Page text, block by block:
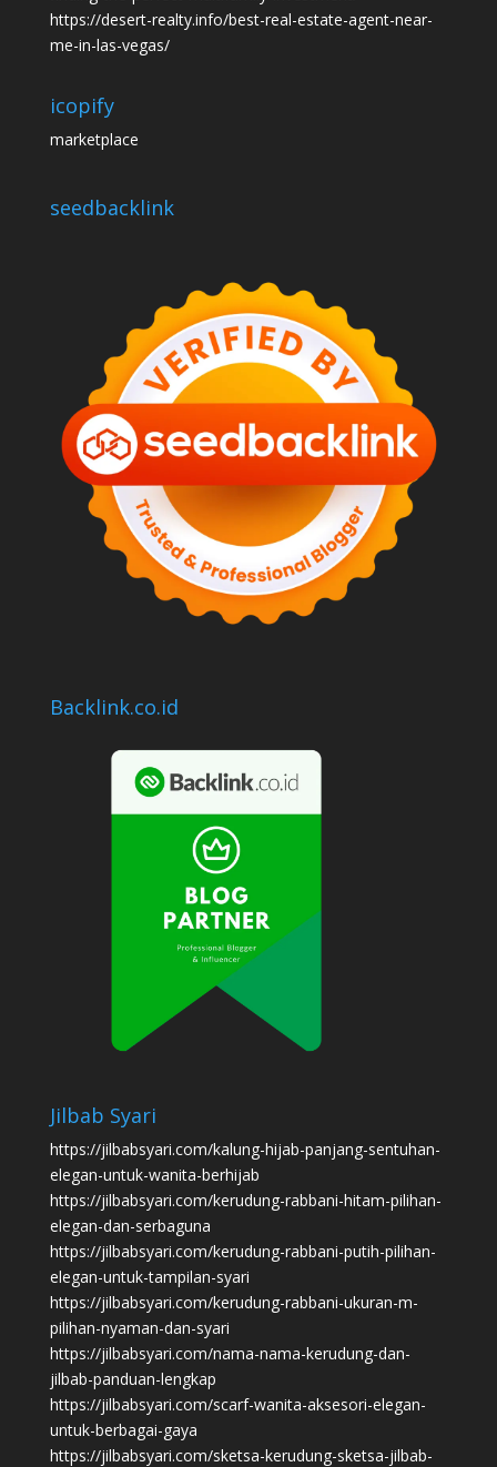
https://desert-realty.info/best-real-estate-agent-near-
me-in-las-vegas/
icopify
marketplace
seedbacklink
Backlink.co.id
Jilbab Syari
https://jilbabsyari.com/kalung-hijab-panjang-sentuhan-
elegan-untuk-wanita-berhijab
https://jilbabsyari.com/kerudung-rabbani-hitam-pilihan-
elegan-dan-serbaguna
https://jilbabsyari.com/kerudung-rabbani-putih-pilihan-
elegan-untuk-tampilan-syari
https://jilbabsyari.com/kerudung-rabbani-ukuran-m-
pilihan-nyaman-dan-syari
https://jilbabsyari.com/nama-nama-kerudung-dan-
jilbab-panduan-lengkap
https://jilbabsyari.com/scarf-wanita-aksesori-elegan-
untuk-berbagai-gaya
https://jilbabsyari.com/sketsa-kerudung-sketsa-jilbab-